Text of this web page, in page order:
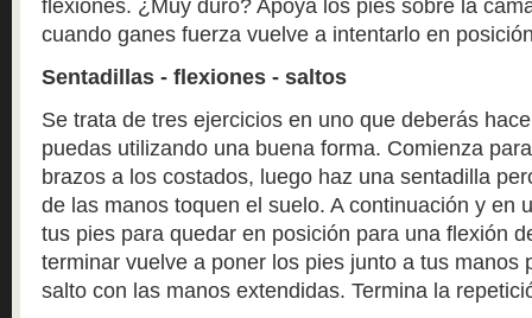
cuando ganes fuerza vuelve a intentarlo en
Sentadillas - flexiones - saltos
Se trata de tres ejercicios en uno que deberás
puedas utilizando una buena forma. Comienza
brazos a los costados, luego haz una sentadilla
de las manos toquen el suelo. A continuación y en
tus pies para quedar en posición para una flexión
terminar vuelve a poner los pies junto a tus manos
salto con las manos extendidas. Termina la